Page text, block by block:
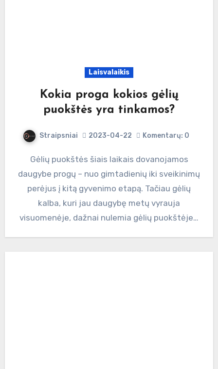
Laisvalaikis
Kokia proga kokios gėlių
puokštės yra tinkamos?
Straipsniai 2023-04-22 Komentarų: 0
Gėlių puokštės šiais laikais dovanojamos
daugybe progų – nuo gimtadienių iki sveikinimų
perėjus į kitą gyvenimo etapą. Tačiau gėlių
kalba, kuri jau daugybę metų vyrauja
visuomenėje, dažnai nulemia gėlių puokštėje…